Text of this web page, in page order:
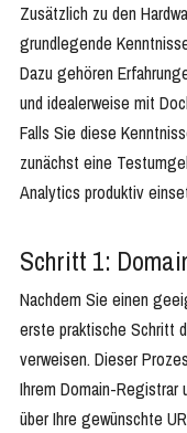
Zusätzlich zu den
grundlegende
Dazu gehören
und idealerweise mit
Falls Sie diese
zunächst eine
Analytics produktiv
Schritt 1:
Nachdem Sie einen
erste praktische Schritt
verweisen. Dieser
Ihrem Domain-
über Ihre gewünschte